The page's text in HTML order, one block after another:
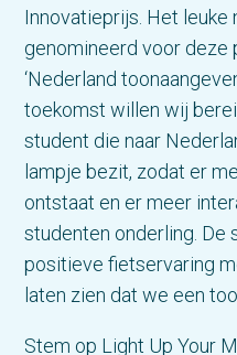
Innovatieprijs. Het leuke
genomineerd voor deze
‘Nederland
toekomst willen wij
student die naar
lampje bezit, zodat er
ontstaat en er meer
studenten onderling. De
positieve fietservaring
laten zien dat we een
Stem op Light Up Your